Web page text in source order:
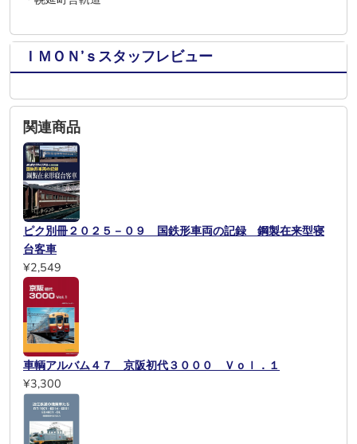
ＩＭＯＮ’ｓスタッフレビュー
関連商品
ピク別冊２０２５－０９ 国鉄形車両の記録 鋼製在来型寝
台客車
¥2,549
車輌アルバム４７ 京阪初代３０００ Ｖｏｌ．１
¥3,300